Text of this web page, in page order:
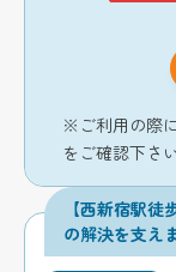
※ご利用の際
をご確認下さ
【西新宿駅
の解決を支え